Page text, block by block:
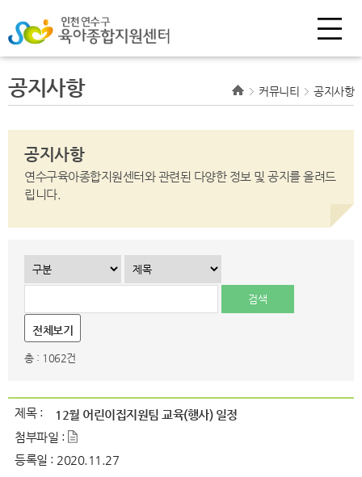
공지사항 커뮤니티 공지사항
공지사항
연수구육아종합지원센터와 관련된 다양한 정보 및 공지를 올려드
립니다.
전체보기
총 : 1062건
제목 :
12월 어린이집지원팀 교육(행사) 일정
첨부파일 :
등록일 : 2020.11.27